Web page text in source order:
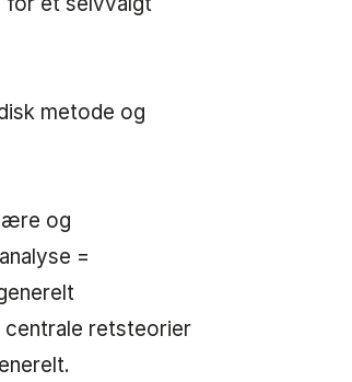
metode og
og
=
retsteorier